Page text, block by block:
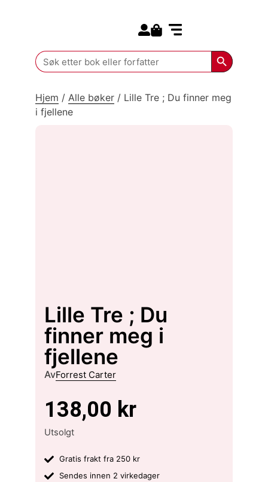
Search
for:
Search
Hjem / Alle bøker / Lille Tre ; Du finner meg
i fjellene
Lille Tre ; Du
finner meg i
fjellene
AvForrest Carter
138,00 kr
Utsolgt
Gratis frakt fra 250 kr
Sendes innen 2 virkedager